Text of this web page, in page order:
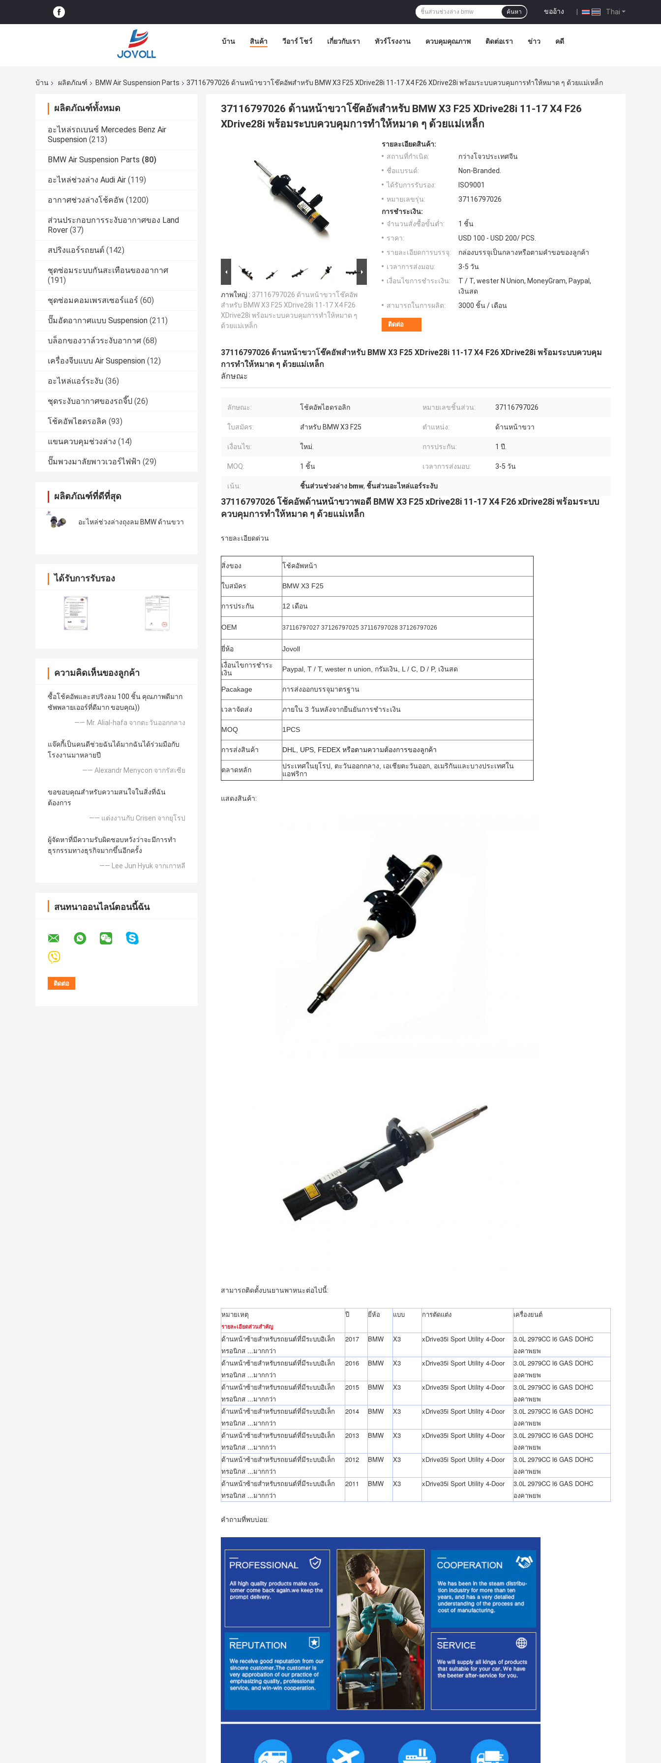
Thai
ขออ้าง |
ค้นหา
บ้าน สินค้า วีอาร์ โชว์ เกี่ยวกับเรา ทัวร์โรงงาน ควบคุมคุณภาพ ติดต่อเรา ข่าว คดี
บ้าน ผลิตภัณฑ์ BMW Air Suspension Parts 37116797026 ด้านหน้าขวาโช๊คอัพสำหรับ BMW X3 F25 XDrive28i 11-17 X4 F26 XDrive28i พร้อมระบบควบคุมการทำให้หมาด ๆ ด้วยแม่เหล็ก
ผลิตภัณฑ์ทั้งหมด
อะไหล่รถเบนซ์ Mercedes Benz Air
Suspension (213)
BMW Air Suspension Parts (80)
อะไหล่ช่วงล่าง Audi Air (119)
อากาศช่วงล่างโช้คอัพ (1200)
ส่วนประกอบการระงับอากาศของ Land
Rover (37)
สปริงแอร์รถยนต์ (142)
ชุดซ่อมระบบกันสะเทือนของอากาศ
(191)
ชุดซ่อมคอมเพรสเซอร์แอร์ (60)
ปั๊มอัดอากาศแบบ Suspension (211)
บล็อกของวาล์วระงับอากาศ (68)
เครื่องจีบแบบ Air Suspension (12)
อะไหล่แอร์ระงับ (36)
ชุดระงับอากาศของรถจี๊ป (26)
โช้คอัพไฮดรอลิค (93)
แขนควบคุมช่วงล่าง (14)
ปั๊มพวงมาลัยพาวเวอร์ไฟฟ้า (29)
ผลิตภัณฑ์ที่ดีที่สุด
อะไหล่ช่วงล่างถุงลม BMW ด้านขวา
ได้รับการรับรอง
ความคิดเห็นของลูกค้า
ซื้อโช้คอัพและสปริงลม 100 ชิ้น คุณภาพดีมาก
ซัพพลายเออร์ที่ดีมาก ขอบคุณ))
—— Mr. Alial-hafa จากตะวันออกกลาง
แจ๊คกี้เป็นคนดีช่วยฉันได้มากฉันได้ร่วมมือกับ
โรงงานมาหลายปี
—— Alexandr Menycon จากรัสเซีย
ขอขอบคุณสำหรับความสนใจในสิ่งที่ฉัน
ต้องการ
—— แต่งงานกับ Crisen จากยุโรป
ผู้จัดหาที่มีความรับผิดชอบหวังว่าจะมีการทำ
ธุรกรรมทางธุรกิจมากขึ้นอีกครั้ง
—— Lee Jun Hyuk จากเกาหลี
สนทนาออนไลน์ตอนนี้ฉัน
37116797026 ด้านหน้าขวาโช๊คอัพสำหรับ BMW X3 F25 XDrive28i 11-17 X4 F26
XDrive28i พร้อมระบบควบคุมการทำให้หมาด ๆ ด้วยแม่เหล็ก
ภาพใหญ่ : 37116797026 ด้านหน้าขวาโช๊คอัพ
สำหรับ BMW X3 F25 XDrive28i 11-17 X4 F26
XDrive28i พร้อมระบบควบคุมการทำให้หมาด ๆ
ด้วยแม่เหล็ก
รายละเอียดสินค้า:
สถานที่กำเนิด:
กว่างโจวประเทศจีน
ชื่อแบรนด์:
Non-Branded.
ได้รับการรับรอง:
ISO9001
หมายเลขรุ่น:
37116797026
การชำระเงิน:
จำนวนสั่งซื้อขั้นต่ำ:
1 ชิ้น
ราคา:
USD 100 - USD 200/ PCS.
รายละเอียดการบรรจุ:
กล่องบรรจุเป็นกลางหรือตามคำขอของลูกค้า
เวลาการส่งมอบ:
3-5 วัน
เงื่อนไขการชำระเงิน:
T / T, wester N Union, MoneyGram, Paypal,
เงินสด
สามารถในการผลิต:
3000 ชิ้น / เดือน
ติดต่อ
37116797026 ด้านหน้าขวาโช๊คอัพสำหรับ BMW X3 F25 XDrive28i 11-17 X4 F26 XDrive28i พร้อมระบบควบคุม
การทำให้หมาด ๆ ด้วยแม่เหล็ก
ลักษณะ
ลักษณะ: โช้คอัพไฮดรอลิก หมายเลขชิ้นส่วน: 37116797026
ใบสมัคร: สำหรับ BMW X3 F25 ตำแหน่ง: ด้านหน้าขวา
เงื่อนไข: ใหม่. การประกัน: 1 ปี.
MOQ: 1 ชิ้น เวลาการส่งมอบ: 3-5 วัน
เน้น: ชิ้นส่วนช่วงล่าง bmw, ชิ้นส่วนอะไหล่แอร์ระงับ
37116797026 โช้คอัพด้านหน้าขวาพอดี BMW X3 F25 xDrive28i 11-17 X4 F26 xDrive28i พร้อมระบบ
ควบคุมการทำให้หมาด ๆ ด้วยแม่เหล็ก
รายละเอียดด่วน
สิ่งของ โช้คอัพหน้า
ใบสมัคร BMW X3 F25
การประกัน 12 เดือน
OEM 37116797027 37126797025 37116797028 37126797026
ยี่ห้อ Jovoll
เงื่อนไขการชำระ
เงิน
Paypal, T / T, wester n union, กรัมเงิน, L / C, D / P, เงินสด
Pacakage การส่งออกบรรจุมาตรฐาน
เวลาจัดส่ง ภายใน 3 วันหลังจากยืนยันการชำระเงิน
MOQ 1PCS
การส่งสินค้า DHL, UPS, FEDEX หรือตามความต้องการของลูกค้า
ตลาดหลัก
ประเทศในยุโรป, ตะวันออกกลาง, เอเชียตะวันออก, อเมริกันและบางประเทศใน
แอฟริกา
แสดงสินค้า:
สามารถติดตั้งบนยานพาหนะต่อไปนี้:
หมายเหตุ
รายละเอียดส่วนสำคัญ
ปี ยี่ห้อ แบบ การตัดแต่ง เครื่องยนต์
ด้านหน้าซ้ายสำหรับรถยนต์ที่มีระบบอิเล็ก
ทรอนิกส ...มากกว่า
2017 BMW X3 xDrive35i Sport Utility 4-Door
3.0L 2979CC l6 GAS DOHC
องคาพยพ
ด้านหน้าซ้ายสำหรับรถยนต์ที่มีระบบอิเล็ก
ทรอนิกส ...มากกว่า
2016 BMW X3 xDrive35i Sport Utility 4-Door
3.0L 2979CC l6 GAS DOHC
องคาพยพ
ด้านหน้าซ้ายสำหรับรถยนต์ที่มีระบบอิเล็ก
ทรอนิกส ...มากกว่า
2015 BMW X3 xDrive35i Sport Utility 4-Door
3.0L 2979CC l6 GAS DOHC
องคาพยพ
ด้านหน้าซ้ายสำหรับรถยนต์ที่มีระบบอิเล็ก
ทรอนิกส ...มากกว่า
2014 BMW X3 xDrive35i Sport Utility 4-Door
3.0L 2979CC l6 GAS DOHC
องคาพยพ
ด้านหน้าซ้ายสำหรับรถยนต์ที่มีระบบอิเล็ก
ทรอนิกส ...มากกว่า
2013 BMW X3 xDrive35i Sport Utility 4-Door
3.0L 2979CC l6 GAS DOHC
องคาพยพ
ด้านหน้าซ้ายสำหรับรถยนต์ที่มีระบบอิเล็ก
ทรอนิกส ...มากกว่า
2012 BMW X3 xDrive35i Sport Utility 4-Door
3.0L 2979CC l6 GAS DOHC
องคาพยพ
ด้านหน้าซ้ายสำหรับรถยนต์ที่มีระบบอิเล็ก
ทรอนิกส ...มากกว่า
2011 BMW X3 xDrive35i Sport Utility 4-Door
3.0L 2979CC l6 GAS DOHC
องคาพยพ
คำถามที่พบบ่อย: